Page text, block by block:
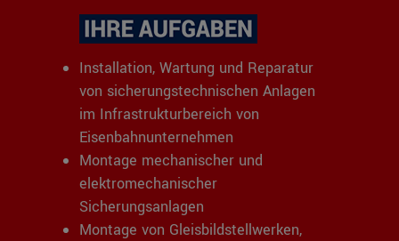
Installation, Wartung und Reparatur
von sicherungstechnischen Anlagen
im Infrastrukturbereich von
Eisenbahnunternehmen
Montage mechanischer und
elektromechanischer
Sicherungsanlagen
Montage von Gleisbildstellwerken,